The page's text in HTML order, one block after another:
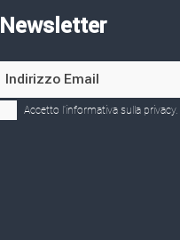
Newsletter
Accetto l'informativa sulla privacy.